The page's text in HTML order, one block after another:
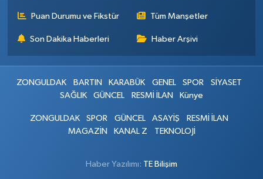
Puan Durumu ve Fikstür Tüm Manşetler
Son Dakika Haberleri Haber Arşivi
ZONGULDAK BARTIN KARABÜK GENEL SPOR
SİYASET
SAĞLIK
GÜNCEL RESMİ İLAN Künye
ZONGULDAK SPOR GÜNCEL ASAYİŞ
RESMİ İLAN
MAGAZİN
KANAL Z TEKNOLOJİ
Haber Yazılımı: TE Bilişim